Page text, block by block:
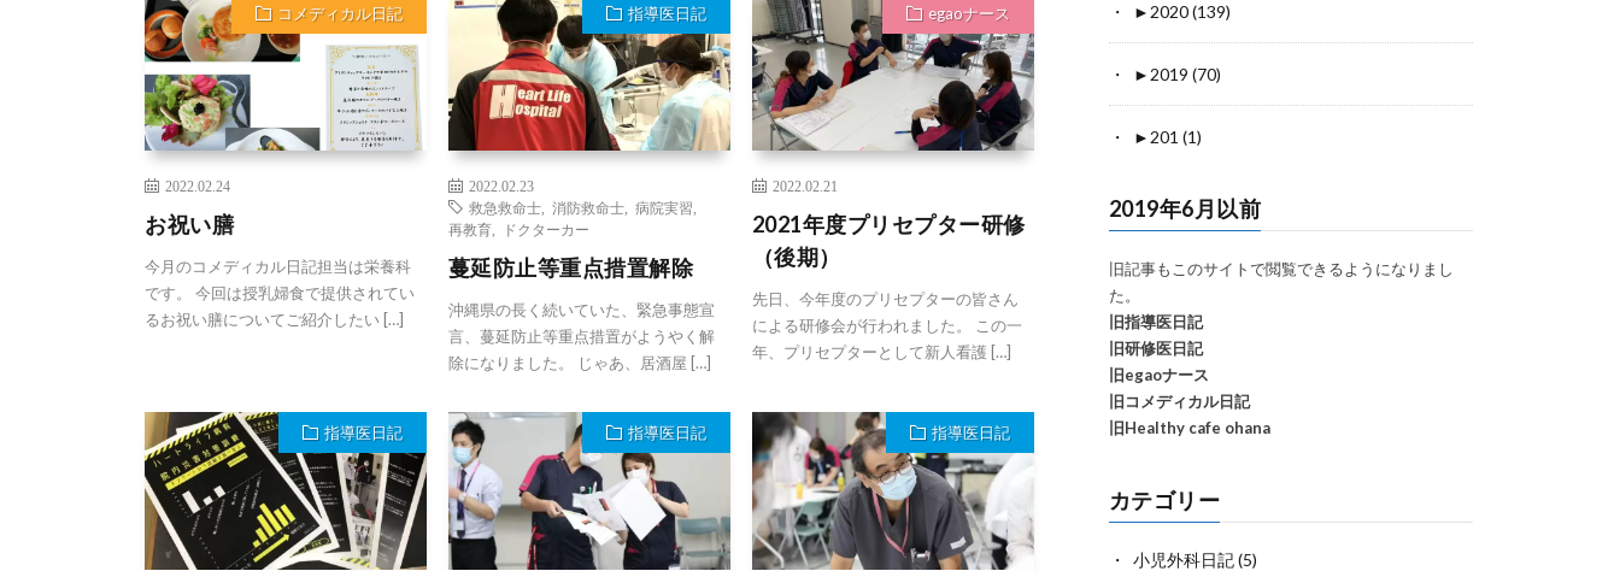
コメディカル日記
2022.02.24
お祝い膳
今月のコメディカル日記担当は栄養科
です。 今回は授乳婦食で提供されてい
るお祝い膳についてご紹介したい […]
指導医日記
2022.02.23
救急救命士, 消防救命士, 病院実習
再教育, ドクターカー
蔓延防止等重点措置解除
沖縄県の長く続いていた、緊急事態宣
言、蔓延防止等重点措置がようやく解
除になりました。 じゃあ、居酒屋 […]
egaoナース
2022.02.21
2021年度プリセプター研修
（後期）
先日、今年度のプリセプターの皆さん
による研修会が行われました。 この一
年、プリセプターとして新人看護 […]
指導医日記 指導医日記 指導医日記
► 2020 (139)
► 2019 (70)
► 201 (1)
2019年6月以前
旧記事もこのサイトで閲覧できるようになりまし
た。
旧指導医日記
旧研修医日記
旧egaoナース
旧コメディカル日記
旧Healthy cafe ohana
カテゴリー
小児外科日記(5)